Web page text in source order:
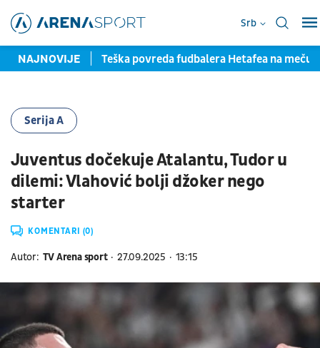
Srb
NAJNOVIJE
pred potpisom Teška povreda fudbalera Hetafea na meču
Serija A
Juventus dočekuje Atalantu, Tudor u
dilemi: Vlahović bolji džoker nego
starter
KOMENTARI (0)
Autor: TV Arena sport 27.09.2025 13:15